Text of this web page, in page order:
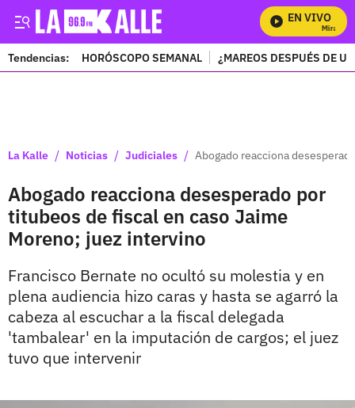
EN VIVO
Mira
Tendencias: HORÓSCOPO SEMANAL ¿MAREOS DESPUÉS DE
La Kalle / Noticias / Judiciales / Abogado reacciona
Abogado reacciona desesperado por
titubeos de fiscal en caso Jaime
Moreno; juez intervino
Francisco Bernate no ocultó su molestia y en
plena audiencia hizo caras y hasta se agarró la
cabeza al escuchar a la fiscal delegada
'tambalear' en la imputación de cargos; el juez
tuvo que intervenir